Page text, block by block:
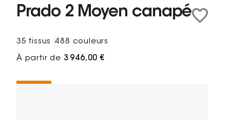
Prado 2 Moyen canapé
35 tissus 488 couleurs
À partir de 3 946,00 €